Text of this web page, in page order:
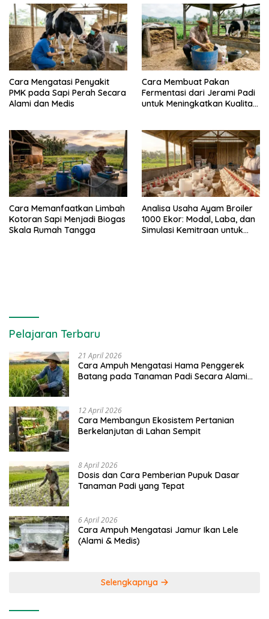
Cara Mengatasi Penyakit
PMK pada Sapi Perah Secara
Alami dan Medis
Cara Membuat Pakan
Fermentasi dari Jerami Padi
untuk Meningkatkan Kualitas
Cara Memanfaatkan Limbah
Kotoran Sapi Menjadi Biogas
Skala Rumah Tangga
Analisa Usaha Ayam Broiler
1000 Ekor: Modal, Laba, dan
Simulasi Kemitraan untuk
Pelajaran Terbaru
21 April 2026
Cara Ampuh Mengatasi Hama Penggerek
Batang pada Tanaman Padi Secara Alami
12 April 2026
Cara Membangun Ekosistem Pertanian
Berkelanjutan di Lahan Sempit
8 April 2026
Dosis dan Cara Pemberian Pupuk Dasar
Tanaman Padi yang Tepat
6 April 2026
Cara Ampuh Mengatasi Jamur Ikan Lele
(Alami & Medis)
Selengkapnya